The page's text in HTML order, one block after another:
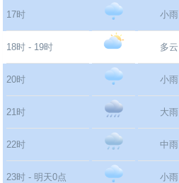
17时 小雨
18时 - 19时 多云
20时 小雨
21时 大雨
22时 中雨
23时 - 明天0点 小雨